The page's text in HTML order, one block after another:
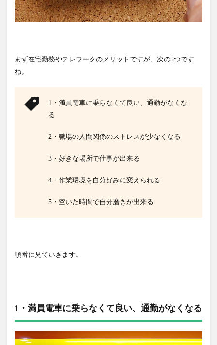
まず在宅勤務やテレワークのメリットですが、次の5つです
ね。
1・満員電車に乗らなくて良い、通勤がなくな
る
2・職場の人間関係のストレスが少なくなる
3・好きな場所で仕事が出来る
4・作業環境を自分好みに変えられる
5・空いた時間で自分磨きが出来る
順番に見ていきます。
1・満員電車に乗らなくて良い、通勤がなくなる